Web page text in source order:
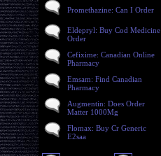
Promethazine: Can I Order
Eldepryl: Buy Cod Medicine
Order
Cefixime: Canadian Online
Pharmacy
Emsam: Find Canadian
Pharmacy
Augmentin: Does Order
Matter 1000Mg
Flomax: Buy Cr Generic
E2saa